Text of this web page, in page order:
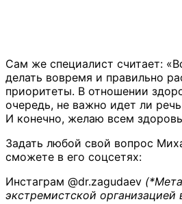
Сам же специалист считает:
делать вовремя и правильно
приоритеты. В отношении
очередь, не важно идет ли
И конечно, желаю всем
Задать любой свой вопрос
сможете в его соцсетях:
Инстаграм @dr.zagudaev
экстремистской